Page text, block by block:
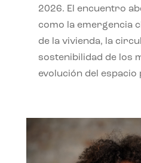
2026. El encuentro
como la emergencia
de la vivienda, la
sostenibilidad de los
evolución del espacio